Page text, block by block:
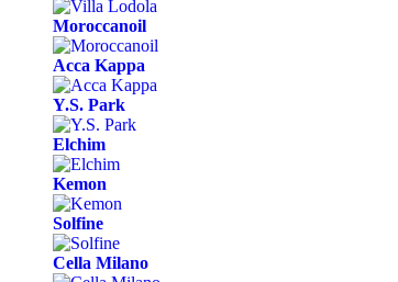
Moroccanoil
Acca Kappa
Y.S. Park
Elchim
Kemon
Solfine
Cella Milano